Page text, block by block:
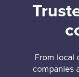
From local
companies